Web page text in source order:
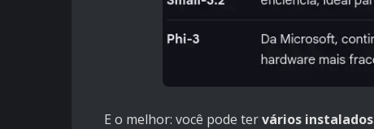
E o melhor: você pode tervários instalados